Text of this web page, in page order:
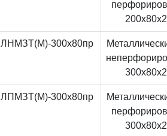
ЛНМЗТ(М)-300x80пр
ЛПМЗТ(М)-300x80пр